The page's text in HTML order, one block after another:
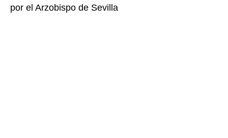
por el Arzobispo de Sevilla